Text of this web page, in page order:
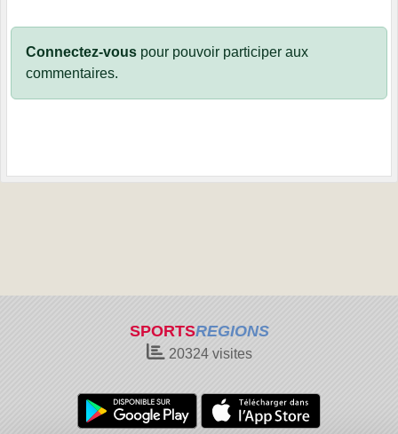
Connectez-vous pour pouvoir participer aux
commentaires.
SPORTSREGIONS
20324visites